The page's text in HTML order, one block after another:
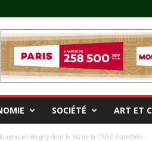
SOCIÉTÉ ART ET
Boigny dont le SG de la CNEC transférés...